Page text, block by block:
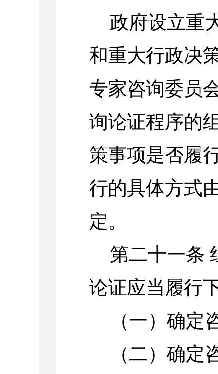
政府设立重
和重大行政决
专家咨询委员
询论证程序的
策事项是否履
行的具体方式
定。
第二十一条
论证应当履行
（一）确定
（二）确定